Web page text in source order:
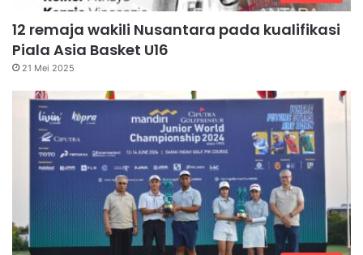
12 remaja wakili Nusantara pada kualifikasi
Piala Asia Basket U16
21 Mei 2025